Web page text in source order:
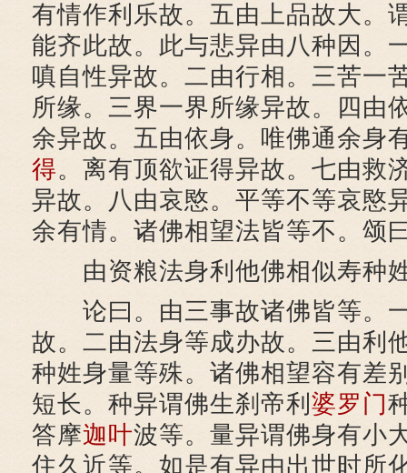
有情作利乐故。五由上品故大。
能齐此故。此与悲异由八种因。
嗔自性异故。二由行相。三苦一
所缘。三界一界所缘异故。四由
余异故。五由依身。唯佛通余身
得。离有顶欲证得异故。七由救
异故。八由哀愍。平等不等哀愍
余有情。诸佛相望法皆等不。颂
由资粮法身利他佛相似寿种
论曰。由三事故诸佛皆等。
故。二由法身等成办故。三由利
种姓身量等殊。诸佛相望容有差
短长。种异谓佛生刹帝利 婆罗门
答摩迦叶波等。量异谓佛身有小
住久近等。如是有异由出世时所